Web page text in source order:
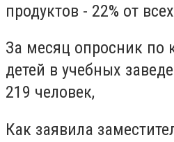
продуктов - 22% от
За месяц опросник по
детей в учебных
219 человек,
Как заявила